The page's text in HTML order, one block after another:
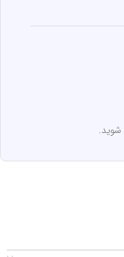
شوید.